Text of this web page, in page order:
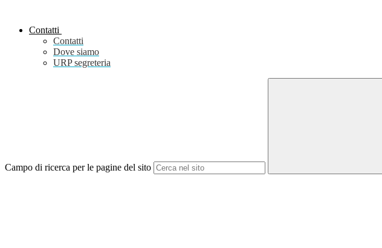
Contatti
Contatti
Dove siamo
URP segreteria
Campo di ricerca per le pagine del sito